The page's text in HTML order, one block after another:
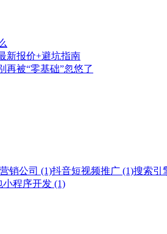
新报价+避坑指南
再被“零基础”忽悠了
销公司 (1)抖音短视频推广 (1)搜索引
小程序开发 (1)